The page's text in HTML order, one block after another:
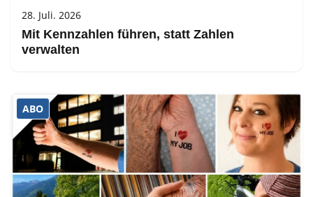
28. Juli. 2026
Mit Kennzahlen führen, statt Zahlen
verwalten
ABO